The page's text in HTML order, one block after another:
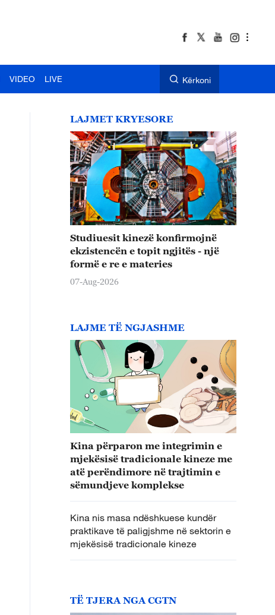
VIDEO LIVE Kërkoni
LAJMET KRYESORE
Studiuesit kinezë konfirmojnë
ekzistencën e topit ngjitës - një
formë e re e materies
07-Aug-2026
LAJME TË NGJASHME
Kina përparon me integrimin e
mjekësisë tradicionale kineze me
atë perëndimore në trajtimin e
sëmundjeve komplekse
Kina nis masa ndëshkuese kundër
praktikave të paligjshme në sektorin e
mjekësisë tradicionale kineze
TË TJERA NGA CGTN